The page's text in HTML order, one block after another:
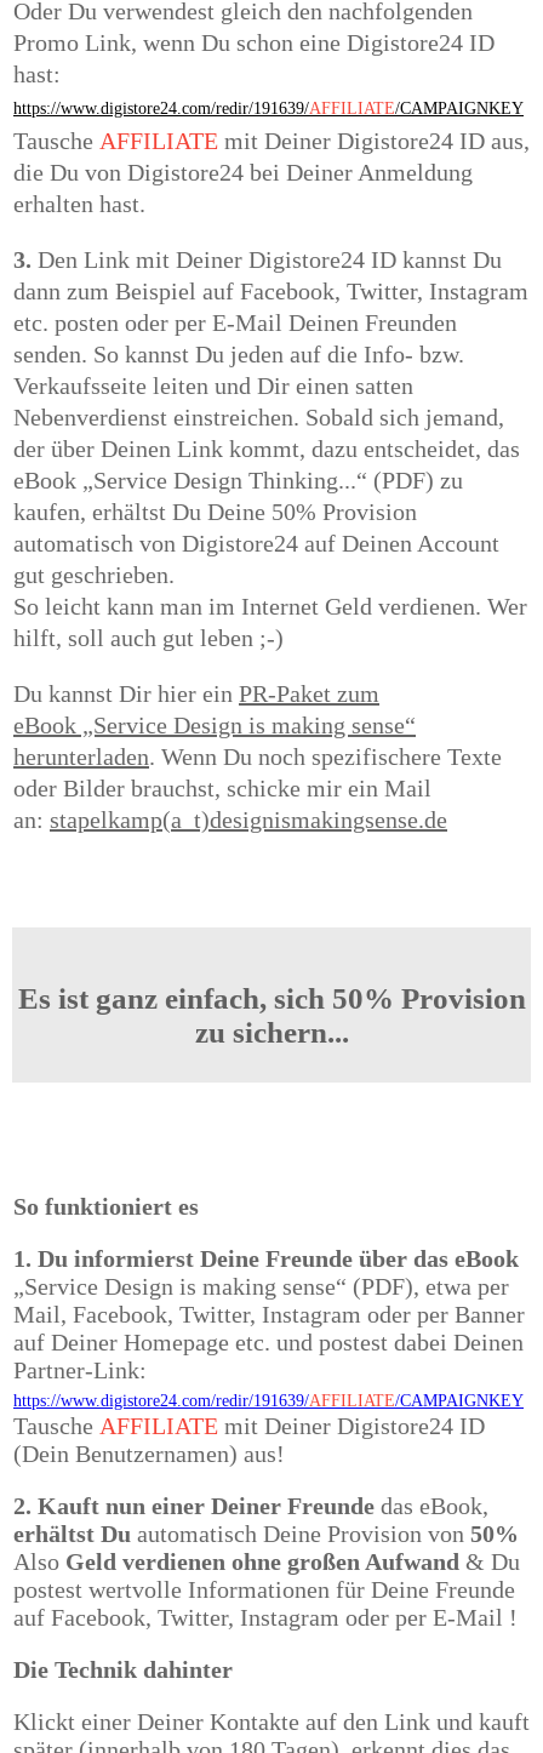
Oder Du verwendest gleich den nachfolgenden
Promo Link, wenn Du schon eine Digistore24 ID
hast:
https://www.digistore24.com/redir/191639/AFFILIATE/CAMPAIGNKEY
Tausche AFFILIATE mit Deiner Digistore24 ID aus,
die Du von Digistore24 bei Deiner Anmeldung
erhalten hast.
3. Den Link mit Deiner Digistore24 ID kannst Du
dann zum Beispiel auf Facebook, Twitter, Instagram
etc. posten oder per E-Mail Deinen Freunden
senden. So kannst Du jeden auf die Info- bzw.
Verkaufsseite leiten und Dir einen satten
Nebenverdienst einstreichen. Sobald sich jemand,
der über Deinen Link kommt, dazu entscheidet, das
eBook „Service Design Thinking...“ (PDF) zu
kaufen, erhältst Du Deine 50% Provision
automatisch von Digistore24 auf Deinen Account
gut geschrieben.
So leicht kann man im Internet Geld verdienen. Wer
hilft, soll auch gut leben ;-)
Du kannst Dir hier ein PR-Paket zum
eBook „Service Design is making sense“
herunterladen. Wenn Du noch spezifischere Texte
oder Bilder brauchst, schicke mir ein Mail
an: stapelkamp(a t)designismakingsense.de
Es ist ganz einfach, sich 50% Provision
zu sichern...
So funktioniert es
1. Du informierst Deine Freunde über das eBook
„Service Design is making sense“ (PDF), etwa per
Mail, Facebook, Twitter, Instagram oder per Banner
auf Deiner Homepage etc. und postest dabei Deinen
Partner-Link:
https://www.digistore24.com/redir/191639/AFFILIATE/CAMPAIGNKEY
Tausche AFFILIATE mit Deiner Digistore24 ID
(Dein Benutzernamen) aus!
2. Kauft nun einer Deiner Freunde das eBook,
erhältst Du automatisch Deine Provision von 50%
Also Geld verdienen ohne großen Aufwand & Du
postest wertvolle Informationen für Deine Freunde
auf Facebook, Twitter, Instagram oder per E-Mail !
Die Technik dahinter
Klickt einer Deiner Kontakte auf den Link und kauft